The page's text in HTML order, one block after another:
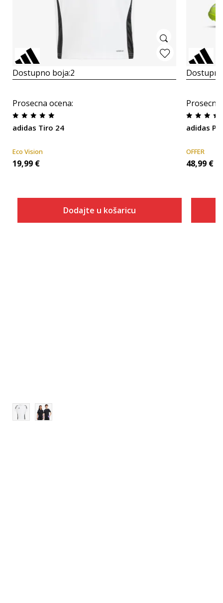
Dostupno boja:2
Prosecna ocena:
adidas Tiro 24
Eco Vision
19,99 €
Dodajte u košaricu
adidas
OFFER
48,99 €